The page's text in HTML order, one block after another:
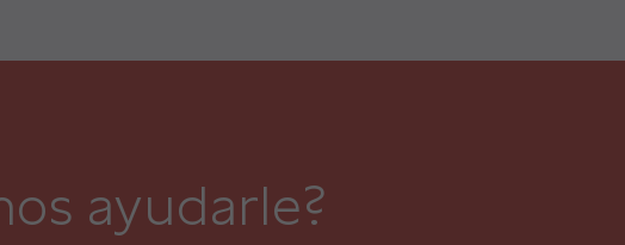
ayudarle?